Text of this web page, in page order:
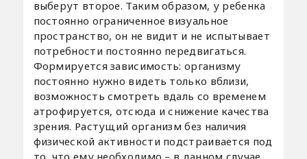
выберут второе. Таким образом, у ребенка
постоянно ограниченное визуальное
пространство, он не видит и не испытывает
потребности постоянно передвигаться.
Формируется зависимость: организму
постоянно нужно видеть только вблизи,
возможность смотреть вдаль со временем
атрофируется, отсюда и снижение качества
зрения. Растущий организм без наличия
физической активности подстраивается под